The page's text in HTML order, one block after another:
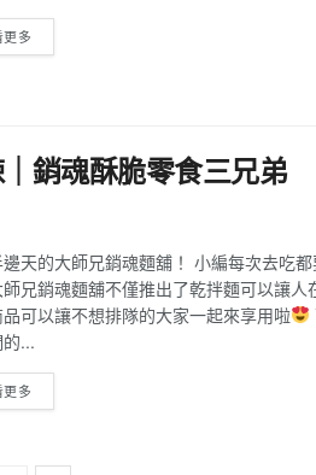
多
銷魂酥脆零食三兄弟
天的大師兄銷魂麵舖！ 小編每次去吃
兄銷魂麵舖不僅推出了乾拌麵可以讓人
可以讓不想排隊的大家一起來享用啦
...
多